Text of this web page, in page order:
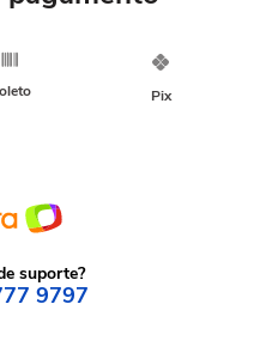
Pix
suporte?
9797